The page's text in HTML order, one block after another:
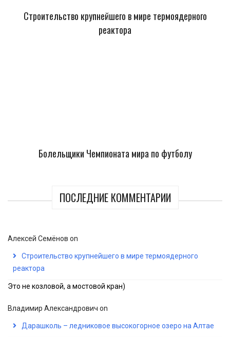
Строительство крупнейшего в мире термоядерного
реактора
Болельщики Чемпионата мира по футболу
ПОСЛЕДНИЕ КОММЕНТАРИИ
Алексей Семёнов on
Строительство крупнейшего в мире термоядерного
реактора
Это не козловой, а мостовой кран)
Владимир Александрович on
Дарашколь – ледниковое высокогорное озеро на Алтае